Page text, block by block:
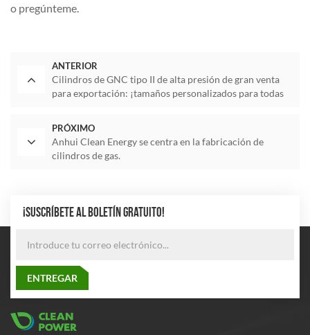
o pregúnteme.
ANTERIOR
Cilindros de GNC tipo II de alta presión de gran venta
para exportación: ¡tamaños personalizados para todas
PRÓXIMO
Anhui Clean Energy se centra en la fabricación de
cilindros de gas.
¡SUSCRÍBETE AL BOLETÍN GRATUITO!